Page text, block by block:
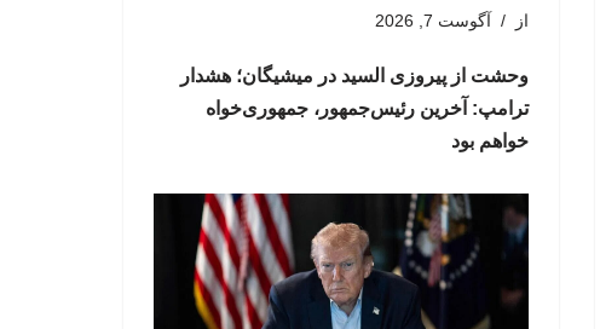
از آگوست 7, 2026
وحشت از پیروزی السید در میشیگان؛ هشدار
ترامپ: آخرین رئیس‌جمهور، جمهوری‌خواه
خواهم بود